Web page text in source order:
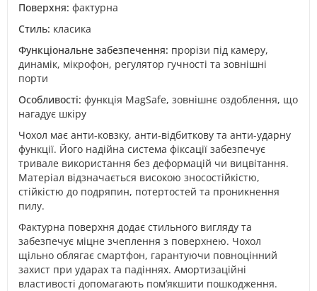
Поверхня: фактурна
Стиль: класика
Функціональне забезпечення: прорізи під камеру,
динамік, мікрофон, регулятор гучності та зовнішні
порти
Особливості: функція MagSafe, зовнішнє оздоблення, що
нагадує шкіру
Чохол має анти-ковзку, анти-відбиткову та анти-ударну
функції. Його надійна система фіксації забезпечує
тривале використання без деформацій чи вицвітання.
Матеріал відзначається високою зносостійкістю,
стійкістю до подряпин, потертостей та проникнення
пилу.
Фактурна поверхня додає стильного вигляду та
забезпечує міцне зчеплення з поверхнею. Чохол
щільно облягає смартфон, гарантуючи повноцінний
захист при ударах та падіннях. Амортизаційні
властивості допомагають пом’якшити пошкодження.